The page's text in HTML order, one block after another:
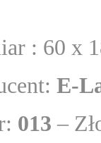
: 60 x
E-
013 –